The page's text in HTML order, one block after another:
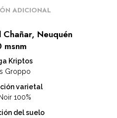
ADICIONAL
Neuquén
Kriptos
Groppo
varietal
100%
del suelo